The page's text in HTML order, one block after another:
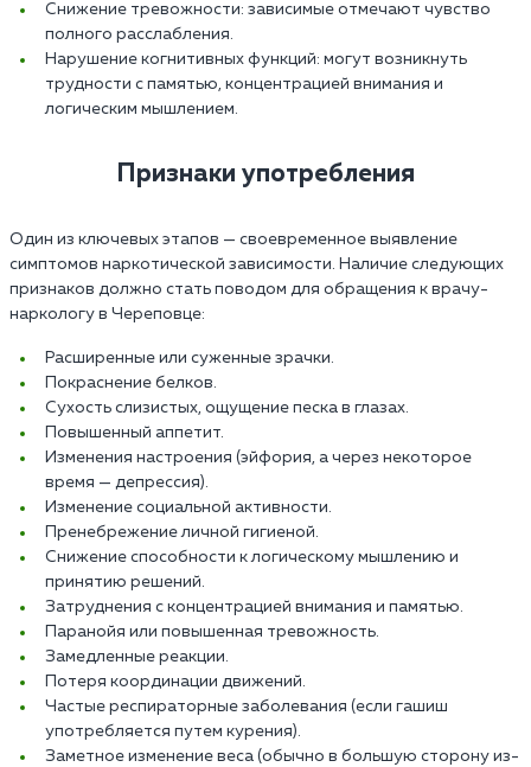
Снижение тревожности: зависимые отмечают чувство
полного расслабления.
Нарушение когнитивных функций: могут возникнуть
трудности с памятью, концентрацией внимания и
логическим мышлением.
Признаки употребления
Один из ключевых этапов — своевременное выявление
симптомов наркотической зависимости. Наличие следующих
признаков должно стать поводом для обращения к врачу-
наркологу в Череповце:
Расширенные или суженные зрачки.
Покраснение белков.
Сухость слизистых, ощущение песка в глазах.
Повышенный аппетит.
Изменения настроения (эйфория, а через некоторое
время — депрессия).
Изменение социальной активности.
Пренебрежение личной гигиеной.
Снижение способности к логическому мышлению и
принятию решений.
Затруднения с концентрацией внимания и памятью.
Паранойя или повышенная тревожность.
Замедленные реакции.
Потеря координации движений.
Частые респираторные заболевания (если гашиш
употребляется путем курения).
Заметное изменение веса (обычно в большую сторону из-